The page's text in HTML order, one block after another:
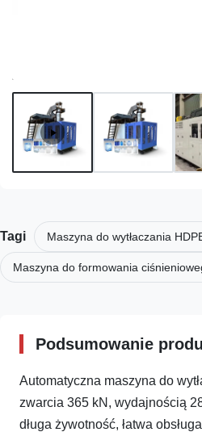
Tagi Maszyna do wytłaczania
Maszyna do formowania
Podsumowanie
Automatyczna maszyna do
zwarcia 365 kN, wydajnością
długa żywotność, łatwa